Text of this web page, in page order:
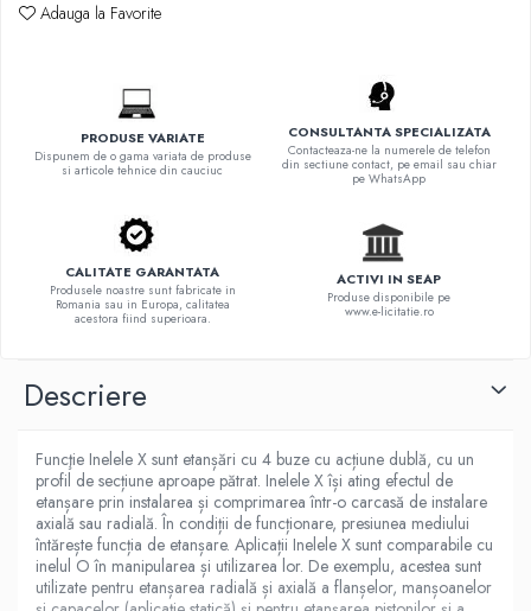
Adauga la Favorite
PRODUSE VARIATE
Dispunem de o gama variata de produse
si articole tehnice din cauciuc
CONSULTANTA SPECIALIZATA
Contacteaza-ne la numerele de telefon
din sectiune contact, pe email sau chiar
pe WhatsApp
CALITATE GARANTATA
Produsele noastre sunt fabricate in
Romania sau in Europa, calitatea
acestora fiind superioara.
ACTIVI IN SEAP
Produse disponibile pe
www.e-licitatie.ro
Descriere
Funcţie Inelele X sunt etanșări cu 4 buze cu acțiune dublă, cu un
profil de secțiune aproape pătrat. Inelele X își ating efectul de
etanșare prin instalarea și comprimarea într-o carcasă de instalare
axială sau radială. În condiții de funcționare, presiunea mediului
întărește funcția de etanșare. Aplicații Inelele X sunt comparabile cu
inelul O în manipularea și utilizarea lor. De exemplu, acestea sunt
utilizate pentru etanșarea radială și axială a flanșelor, manșoanelor